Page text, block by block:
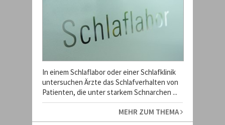
In einem Schlaflabor oder einer Schlafklinik
untersuchen Ärzte das Schlafverhalten von
Patienten, die unter starkem Schnarchen ...
MEHR ZUM THEMA